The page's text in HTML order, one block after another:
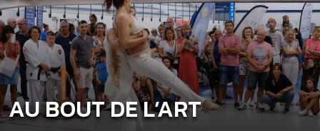
AU BOUT DE L’ART